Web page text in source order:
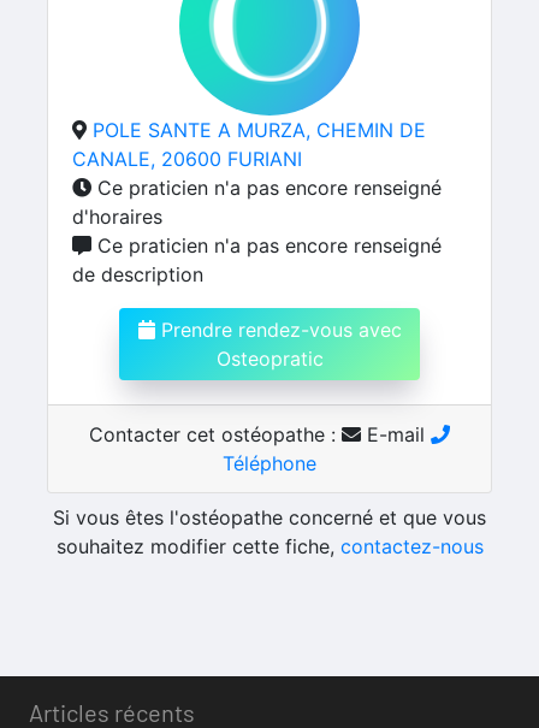
POLE SANTE A MURZA, CHEMIN DE
CANALE, 20600 FURIANI
Ce praticien n'a pas encore renseigné
d'horaires
Ce praticien n'a pas encore renseigné
de description
Prendre rendez-vous avec
Osteopratic
Contacter cet ostéopathe :
E-mail
Téléphone
Si vous êtes l'ostéopathe concerné et que vous
souhaitez modifier cette fiche, contactez-nous
Articles récents